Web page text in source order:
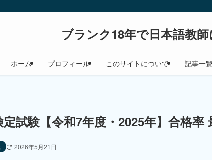
ブランク18年で日本語教
ホーム プロフィール このサイトについて 記事一
試験【令和7年度・2025年】合格率
2026年5月21日